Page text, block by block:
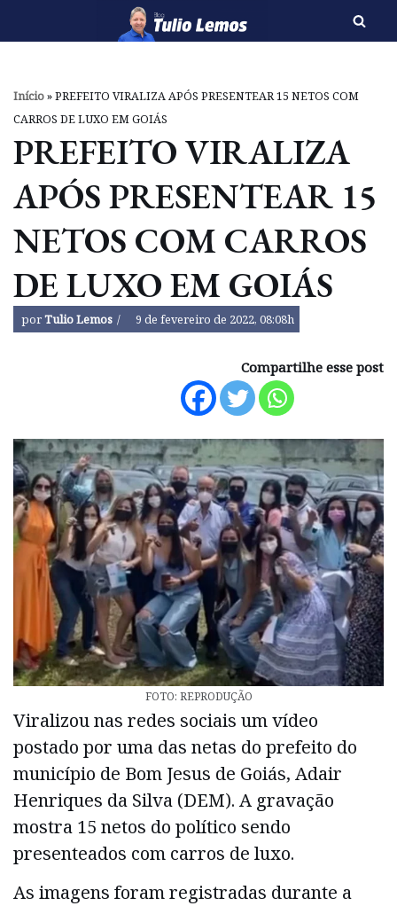
o
conteúdo
Início»PREFEITO VIRALIZA APÓS PRESENTEAR 15 NETOS COM
CARROS DE LUXO EM GOIÁS
PREFEITO VIRALIZA
APÓS PRESENTEAR 15
NETOS COM CARROS
DE LUXO EM GOIÁS
porTulio Lemos 9 de fevereiro de 2022, 08:08h
Compartilhe esse post
FOTO: REPRODUÇÃO
Viralizou nas redes sociais um vídeo
postado por uma das netas do prefeito do
município de Bom Jesus de Goiás, Adair
Henriques da Silva (DEM). A gravação
mostra 15 netos do político sendo
presenteados com carros de luxo.
As imagens foram registradas durante a